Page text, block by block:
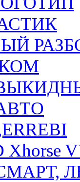
Xhorse